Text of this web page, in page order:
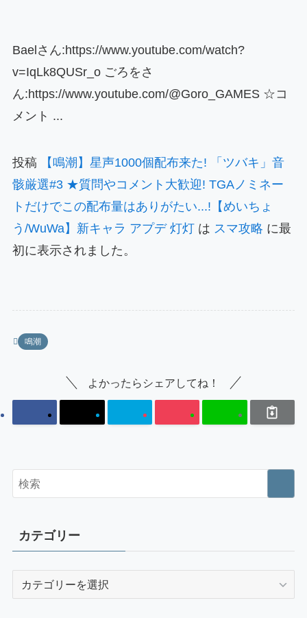
Baelさん:https://www.youtube.com/watch?
v=IqLk8QUSr_o ごろをさ
ん:https://www.youtube.com/@Goro_GAMES ☆コ
メント ...
投稿
【鳴潮】星声1000個配布来た! 「ツバキ」音
骸厳選#3 ★質問やコメント大歓迎! TGAノミネー
トだけでこの配布量はありがたい...!【めいちょ
う/WuWa】新キャラ アプデ 灯灯は スマ攻略 に最
初に表示されました。
鳴潮
よかったらシェアしてね！
カテゴリー